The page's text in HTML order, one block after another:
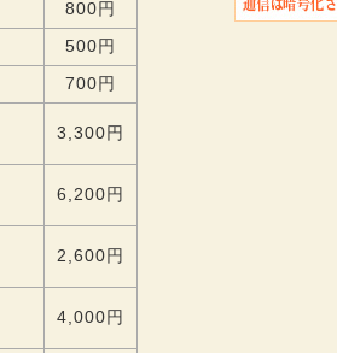
800円
500円
700円
3,300円
6,200円
2,600円
4,000円